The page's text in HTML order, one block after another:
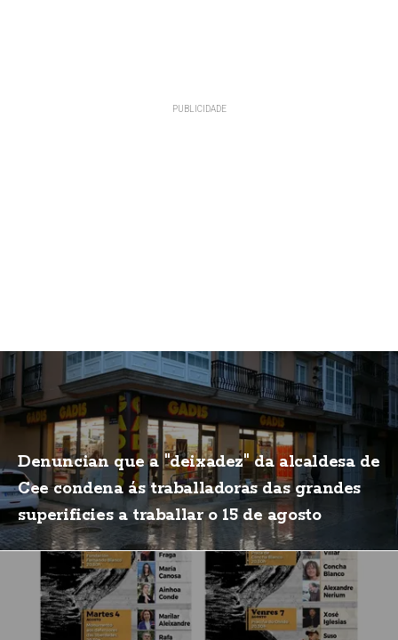
Denuncian que a "deixadez" da alcaldesa de
Cee condena ás traballadoras das grandes
superificies a traballar o 15 de agosto